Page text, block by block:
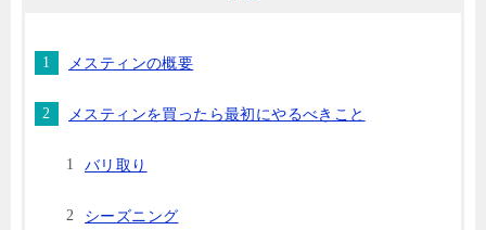
メスティンの概要
メスティンを買ったら最初にやるべきこと
バリ取り
シーズニング